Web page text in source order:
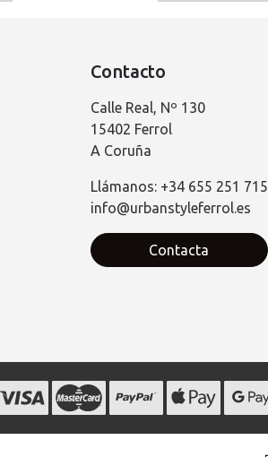
Contacto
Calle Real, Nº 130
15402 Ferrol
A Coruña
Llámanos: +34 655 251 715
info@urbanstyleferrol.es
Contacta